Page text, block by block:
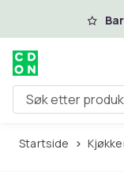
Hopp til
Søk etter
Startside